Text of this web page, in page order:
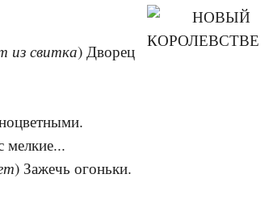
из свитка) Дворец
мелкие...
) Зажечь огоньки.